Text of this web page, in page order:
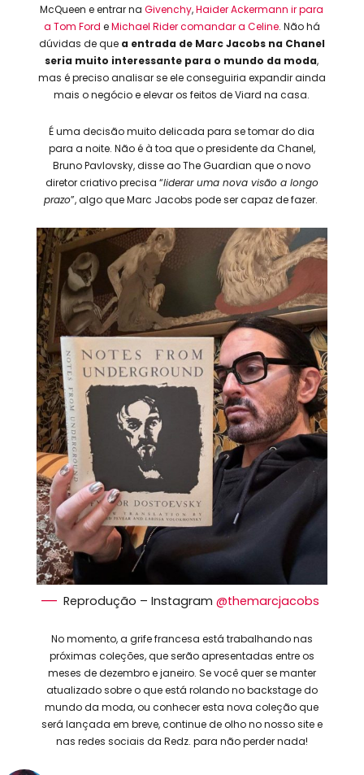
McQueen e entrar naGivenchy,Haider Ackermann ir para
a Tom Ford eMichael Rider comandar a Celine. Não há
dúvidas de que a entrada de Marc Jacobs na Chanel
seria muito interessante para o mundo da moda,
mas é preciso analisar se ele conseguiria expandir ainda
mais o negócio e elevar os feitos de Viard na casa.
É uma decisão muito delicada para se tomar do dia
para a noite. Não é à toa que o presidente da Chanel,
Bruno Pavlovsky, disse ao The Guardian que o novo
diretor criativo precisa “liderar uma nova visão a longo
prazo”, algo que Marc Jacobs pode ser capaz de fazer.
Reprodução – Instagram @themarcjacobs
No momento, a grife francesa está trabalhando nas
próximas coleções, que serão apresentadas entre os
meses de dezembro e janeiro. Se você quer se manter
atualizado sobre o que está rolando no backstage do
mundo da moda, ou conhecer esta nova coleção que
será lançada em breve, continue de olho no nosso site e
nas redes sociais da Redz. para não perder nada!